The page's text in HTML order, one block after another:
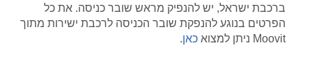
ברכבת ישראל, יש להנפיק מראש שובר כניסה. את כל
הפרטים בנוגע להנפקת שובר הכניסה לרכבת ישירות מתוך
Moovit ניתן למצוא
כאן.